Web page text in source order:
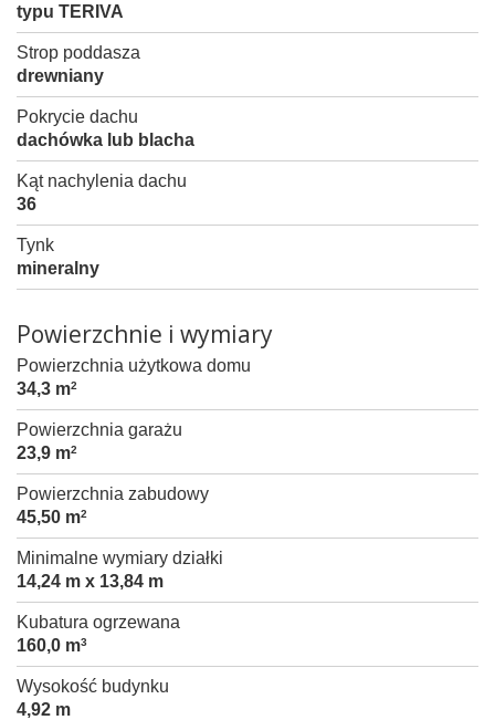
typu TERIVA
Strop poddasza
drewniany
Pokrycie dachu
dachówka lub blacha
Kąt nachylenia dachu
36
Tynk
mineralny
Powierzchnie i wymiary
Powierzchnia użytkowa domu
34,3 m2
Powierzchnia garażu
23,9 m2
Powierzchnia zabudowy
45,50 m2
Minimalne wymiary działki
14,24 m x 13,84 m
Kubatura ogrzewana
160,0 m3
Wysokość budynku
4,92 m